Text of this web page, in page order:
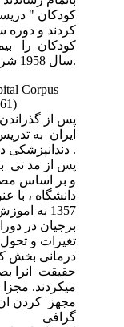
کودکان "
کردند و دوره
کودکان را
سال 1958 شروع کردند.
Corpus
پس از
ایران به
دندانپزشکی دانشگاه تهران پرداختند .
پس از مد تی
و بر اساس
دانشگاه ، با
1357 به
برجیان در
تغیرات و
درمانی بخش
حقیقت انرا
میکردند.
مجهز کردن
گرافی